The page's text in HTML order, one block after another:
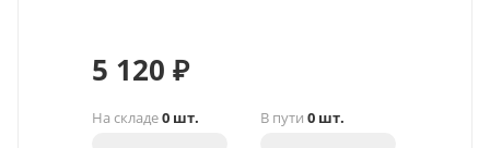
5 120 ₽
На складе0 шт. В пути 0 шт.